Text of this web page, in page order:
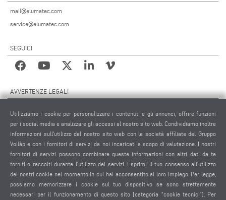
mail@elumatec.com
service@elumatec.com
SEGUICI
AVVERTENZE LEGALI
MATERIALE GRAFICO
PROTEZIONE DEI DATI
PROTEZIONE DEI DATI INTERNAZIONALE
CONTRATTO DI MANUTENZIONE REMOTA
IMPOSTAZIONE COOKIES
Utilizziamo i cookie per personalizzare i contenuti e gli annunci, offrire funzioni
per i social media e analizzare gli accessi al nostro sito web. Condividiamo inoltre
informazioni sull'utilizzo del nostro sito web con le società affiliate del Gruppo
Voilàp e con i fornitori di servizi da noi incaricati a scopo di valutazione. I nostri
fornitori di servizi possono combinare queste informazioni con altri dati da te
forniti o raccolti durante l'utilizzo dei servizi. Esprimi il tuo consenso all'utilizzo
dei nostri cookie nel momento in cui hai acconsentito al loro impiego. Per legge,
possiamo memorizzare i cookie sul tuo dispositivo se sono strettamente
necessari per il funzionamento di questo sito [categoria “cookie tecnici”]. Per